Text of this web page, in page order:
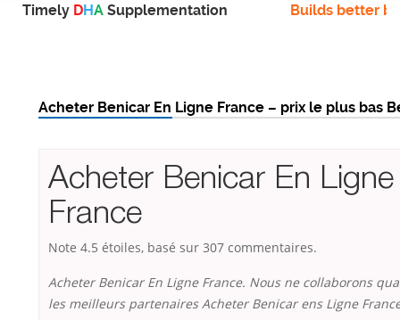
Timely DHA Supplementation Builds better
Acheter Benicar En Ligne France – prix le plus bas
Acheter Benicar En Ligne
France
Note 4.5 étoiles, basé sur 307 commentaires.
Acheter Benicar En Ligne France. Nous ne collaborons
les meilleurs partenaires Acheter Benicar ens Ligne